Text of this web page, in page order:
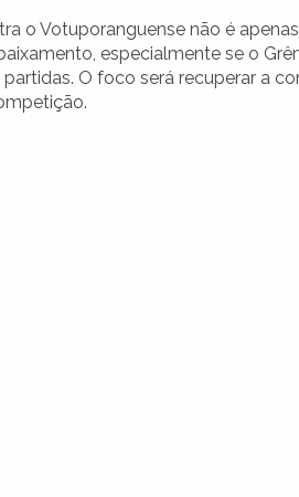
o Votuporanguense não é
especialmente se o
O foco será recuperar a